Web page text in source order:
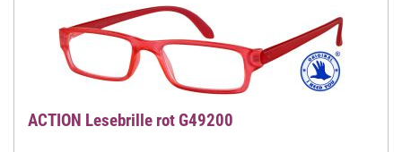
ACTION Lesebrille rot G49200